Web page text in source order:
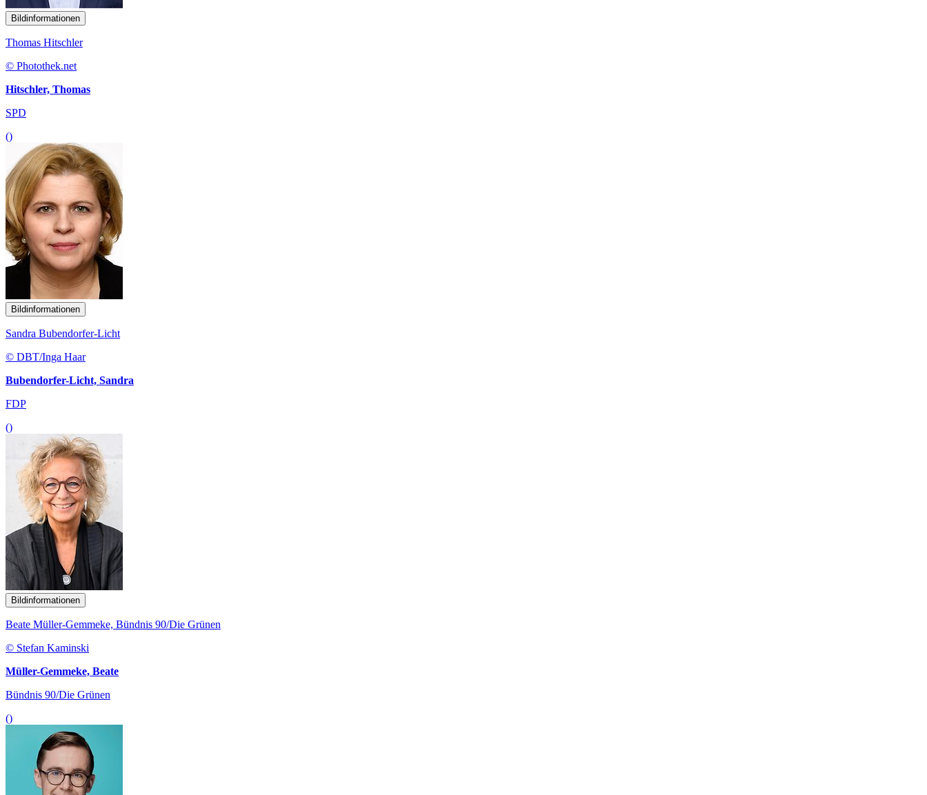
Bildinformationen
Thomas Hitschler
© Photothek.net
Hitschler, Thomas
SPD
()
Bildinformationen
Sandra Bubendorfer-Licht
© DBT/Inga Haar
Bubendorfer-Licht, Sandra
FDP
()
Bildinformationen
Beate Müller-Gemmeke, Bündnis 90/Die Grünen
© Stefan Kaminski
Müller-Gemmeke, Beate
Bündnis 90/Die Grünen
()